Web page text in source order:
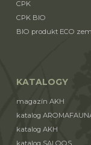
CPK
CPK BIO
BIO produkt ECO
KATALOGY
magazín AKH
katalog
katalog AKH
katalog SALOOS